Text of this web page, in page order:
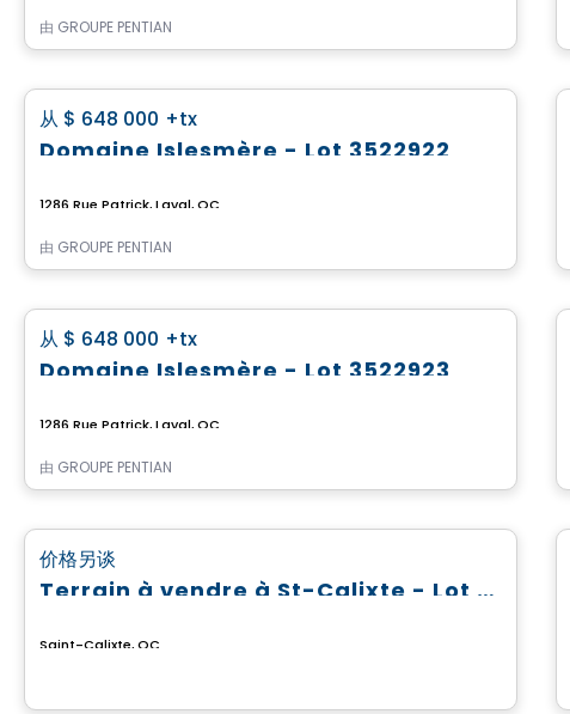
由 GROUPE PENTIAN
土地
从 $ 648 000 +tx
Domaine Islesmère - Lot 3522922
1286 Rue Patrick, Laval, QC
由 GROUPE PENTIAN
土地
从 $ 648 000 +tx
Domaine Islesmère - Lot 3522923
1286 Rue Patrick, Laval, QC
由 GROUPE PENTIAN
土地
价格另谈
Terrain à vendre à St-Calixte - Lot #4 869 592
Saint-Calixte, QC